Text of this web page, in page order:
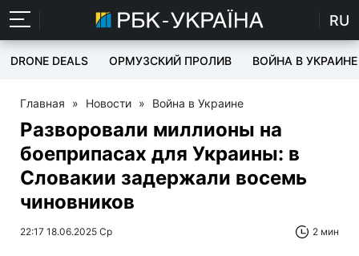
RU
DRONE DEALS ОРМУЗСКИЙ ПРОЛИВ ВОЙНА В УКРАИНЕ
Главная » Новости » Война в Украине
Разворовали миллионы на
боеприпасах для Украины: в
Словакии задержали восемь
чиновников
22:17 18.06.2025 Ср 2 мин